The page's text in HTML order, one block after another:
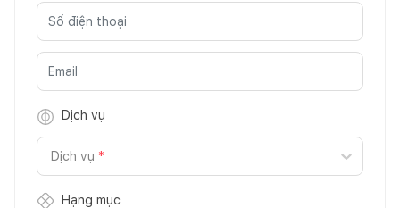
Dịch vụ
Dịch vụ *
Hạng mục